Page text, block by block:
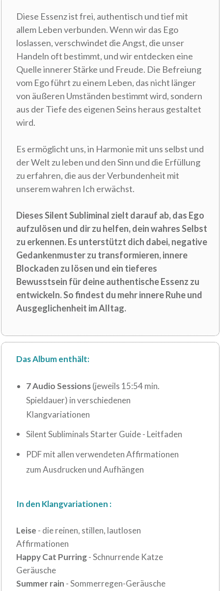
Diese Essenz ist frei, authentisch und tief mit
allem Leben verbunden. Wenn wir das Ego
loslassen, verschwindet die Angst, die unser
Handeln oft bestimmt, und wir entdecken eine
Quelle innerer Stärke und Freude. Die Befreiung
vom Ego führt zu einem Leben, das nicht länger
von äußeren Umständen bestimmt wird, sondern
aus der Tiefe des eigenen Seins heraus gestaltet
wird.
Es ermöglicht uns, in Harmonie mit uns selbst und
der Welt zu leben und den Sinn und die Erfüllung
zu erfahren, die aus der Verbundenheit mit
unserem wahren Ich erwächst.
Dieses Silent Subliminal zielt darauf ab, das Ego
aufzulösen und dir zu helfen, dein wahres Selbst
zu erkennen. Es unterstützt dich dabei, negative
Gedankenmuster zu transformieren, innere
Blockaden zu lösen und ein tieferes
Bewusstsein für deine authentische Essenz zu
entwickeln. So findest du mehr innere Ruhe und
Ausgeglichenheit im Alltag.
Das Album enthält:
7 Audio Sessions(jeweils 15:54 min.
Spieldauer) in verschiedenen
Klangvariationen
Silent Subliminals Starter Guide - Leitfaden
PDF mit allen verwendeten Affirmationen
zum Ausdrucken und Aufhängen
In den Klangvariationen :
Leise - die reinen, stillen, lautlosen
Affirmationen
Happy Cat Purring- Schnurrende Katze
Geräusche
Summer rain - Sommerregen-Geräusche